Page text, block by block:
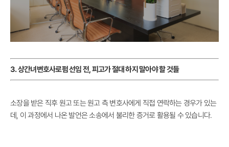
3. 상간녀변호사로펌 선임 전, 피고가 절대 하지 말아야 할 것들
소장을 받은 직후 원고 또는 원고 측 변호사에게 직접 연락하는 경우가 있는
데, 이 과정에서 나온 발언은 소송에서 불리한 증거로 활용될 수 있습니다.